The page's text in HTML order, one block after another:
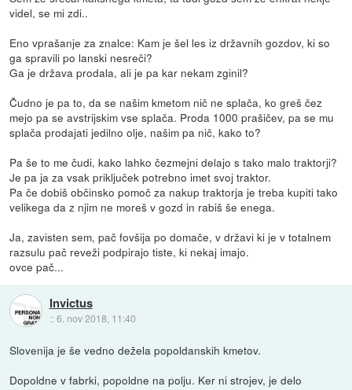
videl, se mi zdi..
Eno vprašanje za znalce: Kam je šel les iz državnih gozdov, ki so
ga spravili po lanski nesreči?
Ga je država prodala, ali je pa kar nekam zginil?
Čudno je pa to, da se našim kmetom nič ne splača, ko greš čez
mejo pa se avstrijskim vse splača. Proda 1000 prašičev, pa se mu
splača prodajati jedilno olje, našim pa nič, kako to?
Pa še to me čudi, kako lahko čezmejni delajo s tako malo traktorji?
Je pa ja za vsak priključek potrebno imet svoj traktor.
Pa če dobiš občinsko pomoč za nakup traktorja je treba kupiti tako
velikega da z njim ne moreš v gozd in rabiš še enega.
Ja, zavisten sem, pač fovšija po domače, v državi ki je v totalnem
razsulu pač reveži podpirajo tiste, ki nekaj imajo.
ovce pač...
Invictus
::6. nov 2018, 11:40
Slovenija je še vedno dežela popoldanskih kmetov.
Dopoldne v fabrki, popoldne na polju. Ker ni strojev, je delo